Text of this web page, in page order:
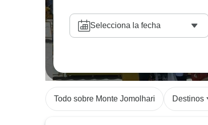
Selecciona la fecha
Todo sobre Monte Jomolhari Destinos